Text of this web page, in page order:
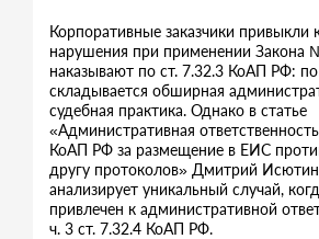
Корпоративные заказчики привыкли
нарушения при применении Закона
наказывают по ст. 7.32.3 КоАП РФ:
складывается обширная
судебная практика. Однако в статье
«Административная
КоАП РФ за размещение в ЕИС
другу протоколов» Дмитрий
анализирует уникальный случай,
привлечен к административной
ч. 3 ст. 7.32.4 КоАП РФ.